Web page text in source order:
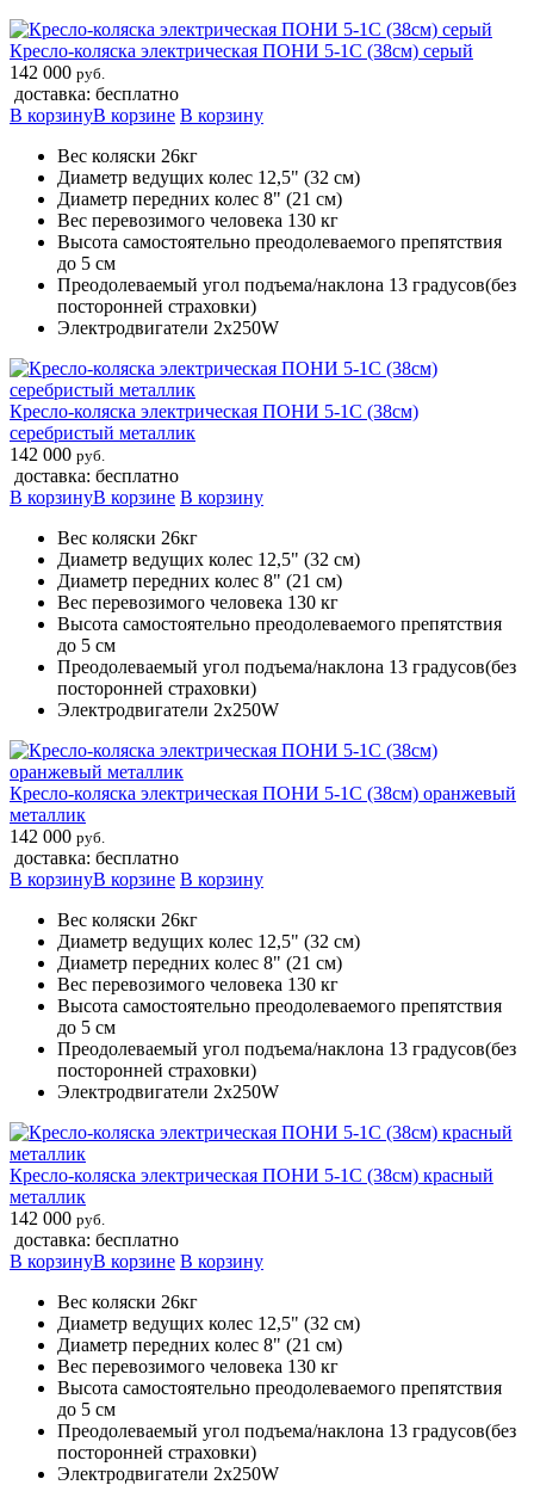
Кресло-коляска электрическая ПОНИ 5-1С (38см) серый
142 000 руб.
доставка: бесплатно
В корзинуВ корзине В корзину
Вес коляски 26кг
Диаметр ведущих колес 12,5" (32 см)
Диаметр передних колес 8" (21 см)
Вес перевозимого человека 130 кг
Высота самостоятельно преодолеваемого препятствия
до 5 см
Преодолеваемый угол подъема/наклона 13 градусов(без
посторонней страховки)
Электродвигатели 2х250W
Кресло-коляска электрическая ПОНИ 5-1С (38см)
серебристый металлик
142 000 руб.
доставка: бесплатно
В корзинуВ корзине В корзину
Вес коляски 26кг
Диаметр ведущих колес 12,5" (32 см)
Диаметр передних колес 8" (21 см)
Вес перевозимого человека 130 кг
Высота самостоятельно преодолеваемого препятствия
до 5 см
Преодолеваемый угол подъема/наклона 13 градусов(без
посторонней страховки)
Электродвигатели 2х250W
Кресло-коляска электрическая ПОНИ 5-1С (38см) оранжевый
металлик
142 000 руб.
доставка: бесплатно
В корзинуВ корзине В корзину
Вес коляски 26кг
Диаметр ведущих колес 12,5" (32 см)
Диаметр передних колес 8" (21 см)
Вес перевозимого человека 130 кг
Высота самостоятельно преодолеваемого препятствия
до 5 см
Преодолеваемый угол подъема/наклона 13 градусов(без
посторонней страховки)
Электродвигатели 2х250W
Кресло-коляска электрическая ПОНИ 5-1С (38см) красный
металлик
142 000 руб.
доставка: бесплатно
В корзинуВ корзине В корзину
Вес коляски 26кг
Диаметр ведущих колес 12,5" (32 см)
Диаметр передних колес 8" (21 см)
Вес перевозимого человека 130 кг
Высота самостоятельно преодолеваемого препятствия
до 5 см
Преодолеваемый угол подъема/наклона 13 градусов(без
посторонней страховки)
Электродвигатели 2х250W